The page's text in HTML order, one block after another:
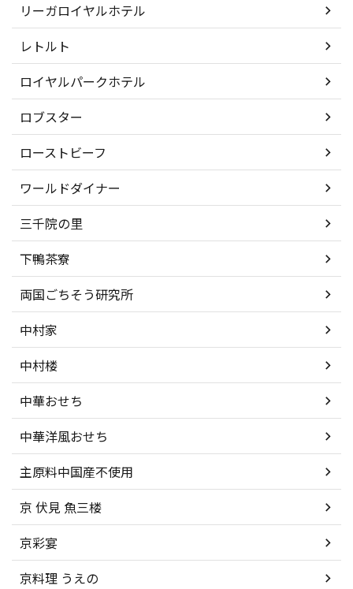
リーガロイヤルホテル
レトルト
ロイヤルパークホテル
ロブスター
ローストビーフ
ワールドダイナー
三千院の里
下鴨茶寮
両国ごちそう研究所
中村家
中村楼
中華おせち
中華洋風おせち
主原料中国産不使用
京 伏見 魚三楼
京彩宴
京料理 うえの